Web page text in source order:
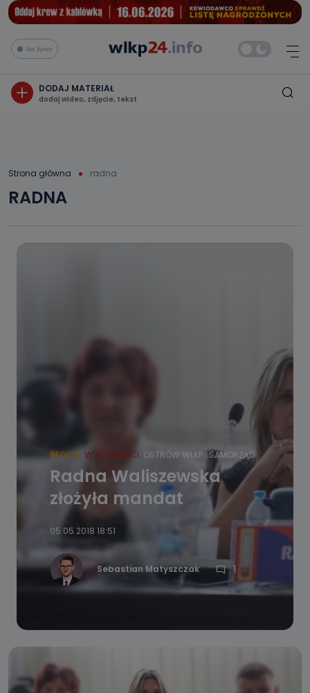
Na żywo
DODAJ MATERIAŁ
dodaj wideo, zdjęcie, tekst
Strona główna radna
RADNA
REGION WIADOMOŚCI OSTRÓW WLKP. SAMORZĄD
Radna Waliszewska
złożyła mandat
05.05.2018 18:51
Sebastian Matyszczak 1